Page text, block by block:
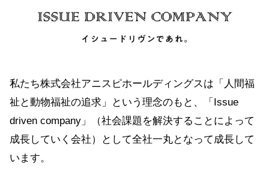
私たち株式会社アニスピホールディングスは「人間福
祉と動物福祉の追求」という理念のもと、「Issue
driven company」（社会課題を解決することによって
成長していく会社）として全社一丸となって成長して
います。